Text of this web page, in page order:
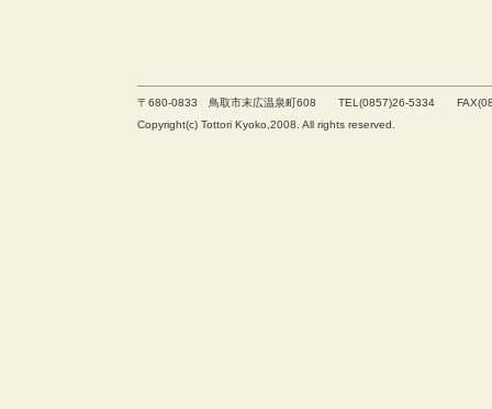
〒680-0833 鳥取市末広温泉町608 TEL(0857)26-5334
Copyright(c) Tottori Kyoko,2008. All rights reserved.